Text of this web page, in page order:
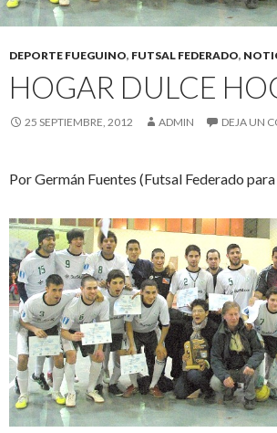
DEPORTE FUEGUINO, FUTSAL FEDERADO,
HOGAR DULCE
25 SEPTIEMBRE, 2012 ADMIN DEJA UN
Por Germán Fuentes (Futsal Federado